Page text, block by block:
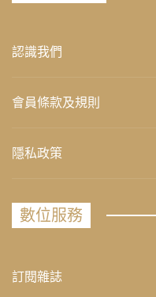
認識我們
會員條款及規則
隱私政策
數位服務
訂閱雜誌